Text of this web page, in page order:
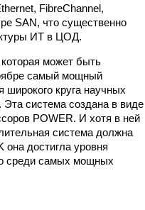
FibreChannel,
SAN, что существенно
ИТ в ЦОД.
может быть
самый мощный
круга научных
система создана в виде
POWER. И хотя в ней
система должна
достигла уровня
среди самых мощных